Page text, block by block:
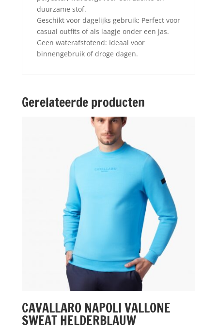
duurzame stof.
Geschikt voor dagelijks gebruik: Perfect voor
casual outfits of als laagje onder een jas.
Geen waterafstotend: Ideaal voor
binnengebruik of droge dagen.
Gerelateerde producten
CAVALLARO NAPOLI VALLONE
SWEAT HELDERBLAUW